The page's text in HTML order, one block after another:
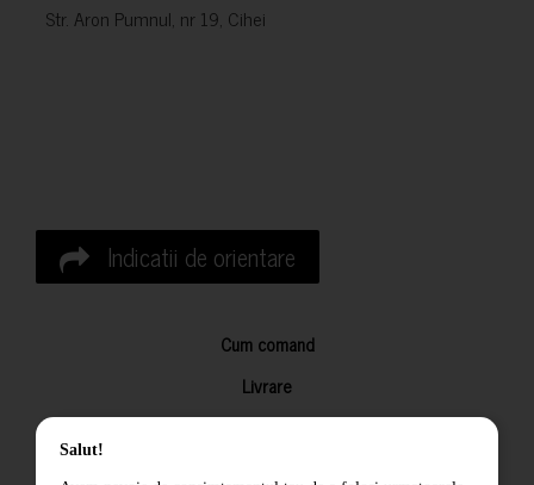
Str. Aron Pumnul, nr 19, Cihei
Indicatii de orientare
Cum comand
Livrare
Returnarea produselor
Salut!